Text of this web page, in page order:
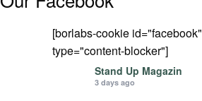
[borlabs-cookie id="facebook"
type="content-blocker"]
Stand Up Magazin
3 days ago